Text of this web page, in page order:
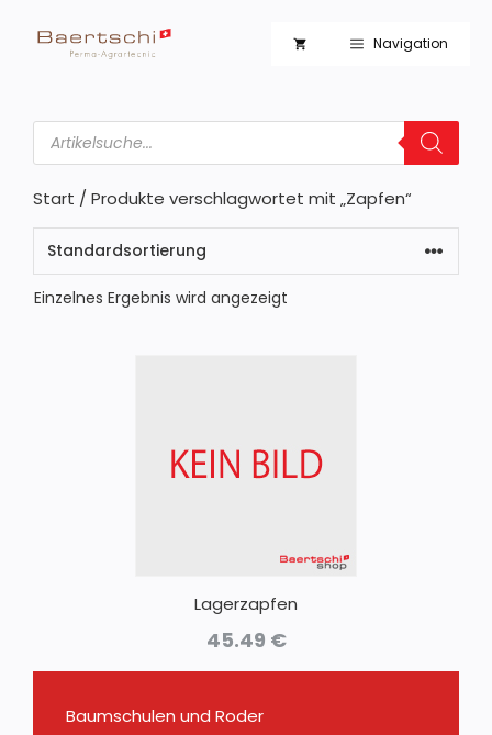
Inhalt
Navigation
Products
search
Start / Produkte verschlagwortet mit „Zapfen“
Einzelnes Ergebnis wird angezeigt
Lagerzapfen
45.49 €
Baumschulen und Roder